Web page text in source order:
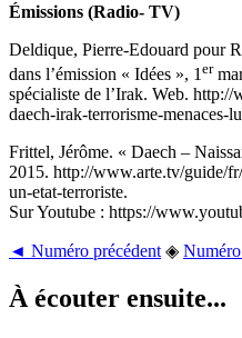
Émissions (Radio- TV)
Deldique, Pierre-Edouard pour
dans l’émission « Idées », 1 er
spécialiste de l’Irak. Web.
daech-irak-terrorisme-menaces-
Frittel, Jérôme. « Daech –
2015. http://www.arte.tv/guide/
un-etat-terroriste.
Sur Youtube : https://
◄ Numéro précédent ◈
À écouter ensuite...